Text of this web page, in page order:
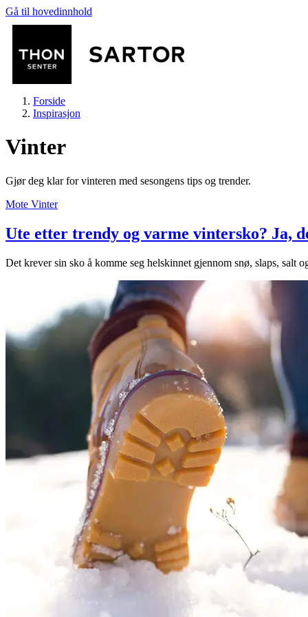
Gå til hovedinnhold
Mat og drikke
Aktiviteter
Tilbud
Kundeklubb
Inspirasjon
Søk
Åpningstider
Praktisk informasjon
Ledige stillinger
Forside
Inspirasjon
Vinter
Gjør deg klar for vinteren med sesongens tips og trender.
Mote Vinter
Ute etter trendy og varme vintersko? Ja,
Det krever sin sko å komme seg helskinnet gjennom snø, slaps, salt